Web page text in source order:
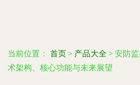
当前位置： 首页 > 产品大全 > 安防
术架构、核心功能与未来展望